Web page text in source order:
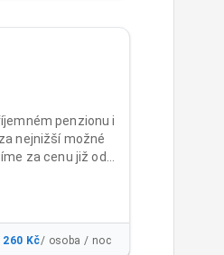
penzionu i
nejnižší možné
za cenu již od
Olomouc, a to
Baumax
260 Kč/ osoba / noc